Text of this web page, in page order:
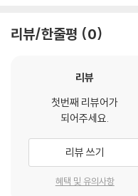
리뷰/한줄평 0
리뷰
첫번째 리뷰어가
되어주세요.
리뷰 쓰기
혜택 및 유의사항